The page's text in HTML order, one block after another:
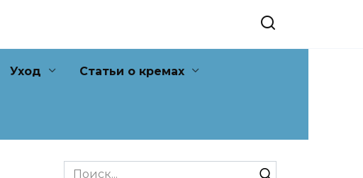
Уход Статьи о кремах
Search